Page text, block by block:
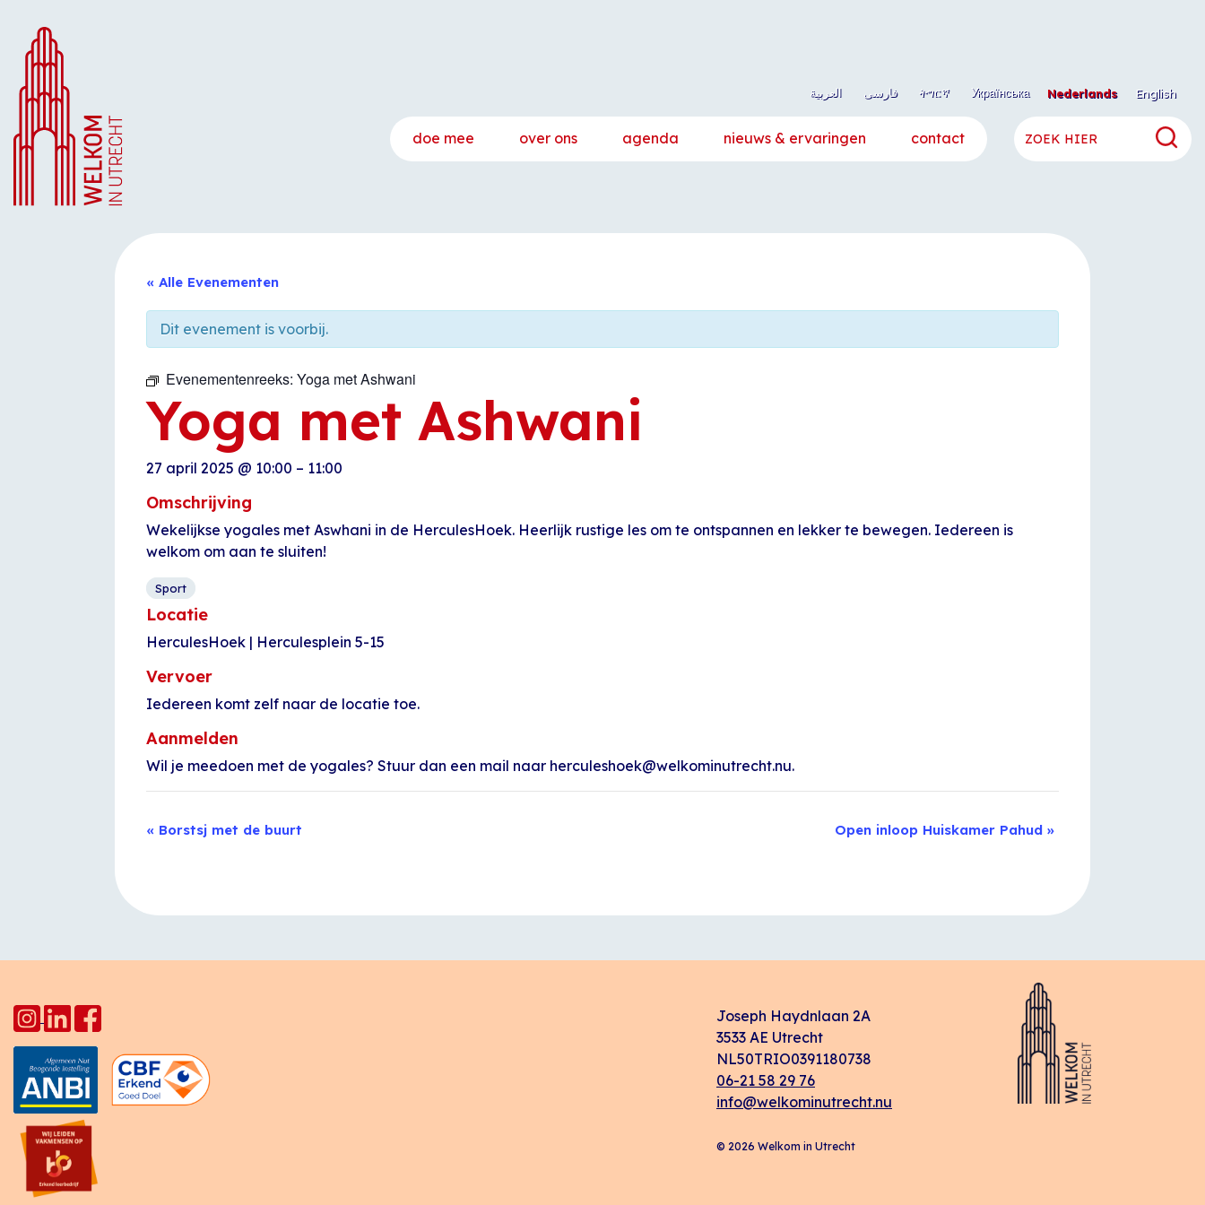
Nederlands English العربية فارسی ትግርኛ Українська
doe mee over ons agenda nieuws & ervaringen contact
« Alle Evenementen
Dit evenement is voorbij.
Evenementenreeks: Yoga met Ashwani
Yoga met Ashwani
27 april 2025 @ 10:00 – 11:00
Omschrijving
Wekelijkse yogales met Aswhani in de HerculesHoek. Heerlijk rustige les om te ontspannen en lekker te bewegen. Iedereen is
welkom om aan te sluiten!
Sport
Locatie
HerculesHoek | Herculesplein 5-15
Vervoer
Iedereen komt zelf naar de locatie toe.
Aanmelden
Wil je meedoen met de yogales? Stuur dan een mail naar herculeshoek@welkominutrecht.nu.
Evenement
« Borstsj met de buurt Open inloop Huiskamer Pahud »
Joseph Haydnlaan 2A
3533 AE Utrecht
NL50TRIO0391180738
06-21 58 29 76
info@welkominutrecht.nu
© 2026 Welkom in Utrecht